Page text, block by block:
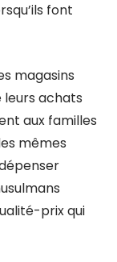
font
magasins
achats
aux familles
mêmes
prix qui